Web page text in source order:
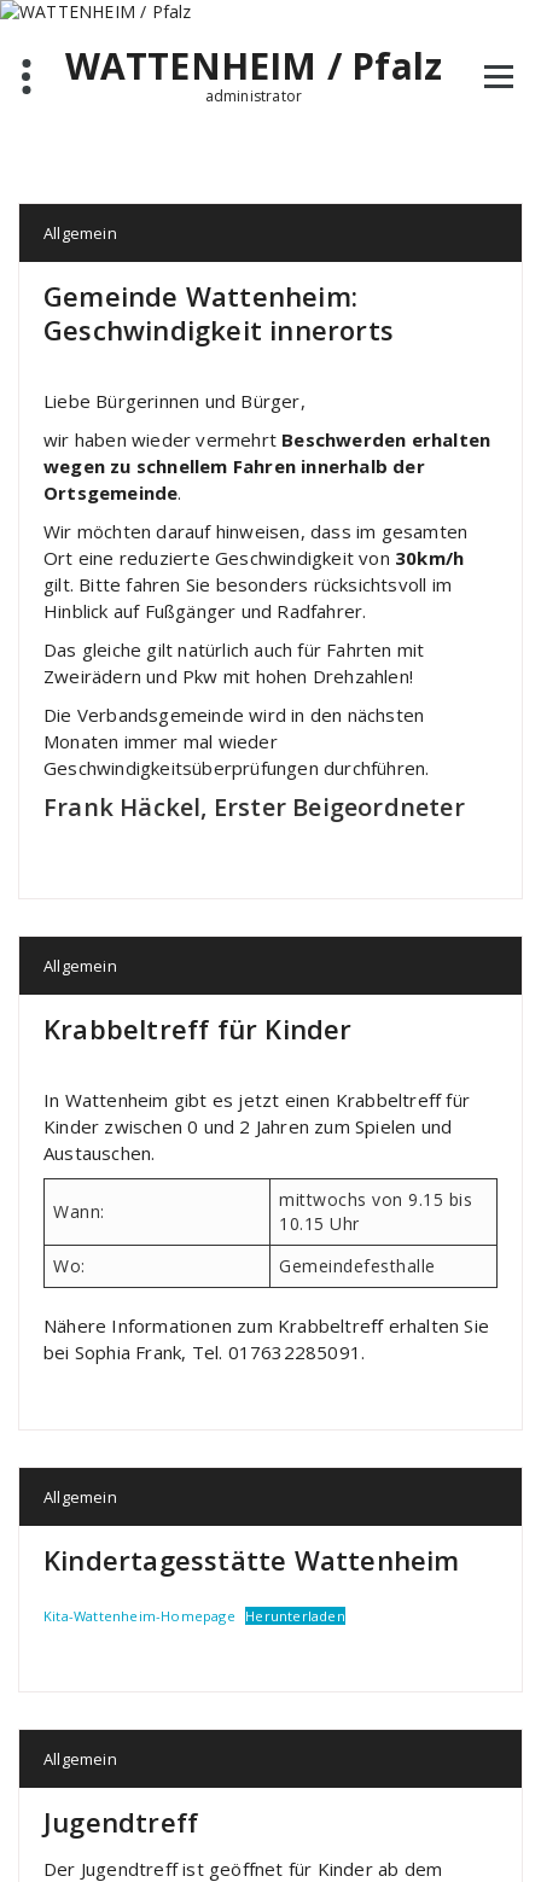
Zum
springenWATTENHEIM / Pfalz
administrator
Allgemein
Gemeinde Wattenheim:
Geschwindigkeit innerorts
Liebe Bürgerinnen und Bürger,
wir haben wieder vermehrt Beschwerden erhalten
wegen zu schnellem Fahren innerhalb der
Ortsgemeinde.
Wir möchten darauf hinweisen, dass im gesamten
Ort eine reduzierte Geschwindigkeit von 30km/h
gilt. Bitte fahren Sie besonders rücksichtsvoll im
Hinblick auf Fußgänger und Radfahrer.
Das gleiche gilt natürlich auch für Fahrten mit
Zweirädern und Pkw mit hohen Drehzahlen!
Die Verbandsgemeinde wird in den nächsten
Monaten immer mal wieder
Geschwindigkeitsüberprüfungen durchführen.
Frank Häckel, Erster Beigeordneter
Allgemein
Krabbeltreff für Kinder
In Wattenheim gibt es jetzt einen Krabbeltreff für
Kinder zwischen 0 und 2 Jahren zum Spielen und
Austauschen.
Wann:
mittwochs von 9.15 bis
10.15 Uhr
Wo:
Gemeindefesthalle
Nähere Informationen zum Krabbeltreff erhalten Sie
bei Sophia Frank, Tel. 017632285091.
Allgemein
Kindertagesstätte Wattenheim
Kita-Wattenheim-Homepage Herunterladen
Allgemein
Jugendtreff
Der Jugendtreff ist geöffnet für Kinder ab dem